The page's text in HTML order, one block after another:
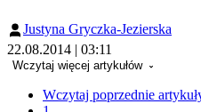
Justyna Gryczka-Jezierska
22.08.2014 | 03:11
Wczytaj więcej artykułów
Wczytaj poprzednie